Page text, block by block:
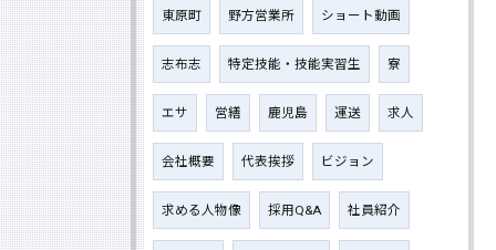
東原町 野方営業所 ショート動画
志布志 特定技能・技能実習生 寮
エサ 営繕 鹿児島 運送 求人
会社概要 代表挨拶 ビジョン
求める人物像 採用Q&A 社員紹介